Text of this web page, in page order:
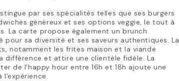
par ses spécialités telles que ses burgers
généreux et ses options veggie, le tout à
La carte propose également un brunch
pour sa diversité et ses saveurs authentiques. La
notamment les frites maison et la viande
différence et attire une clientèle fidèle. La
de l'happy hour entre 16h et 18h ajoute une
l'expérience.